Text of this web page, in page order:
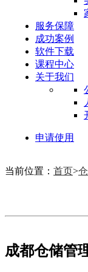
服务保障
成功案例
软件下载
课程中心
关于我们
申请使用
当前位置： 首页>
成都仓储管